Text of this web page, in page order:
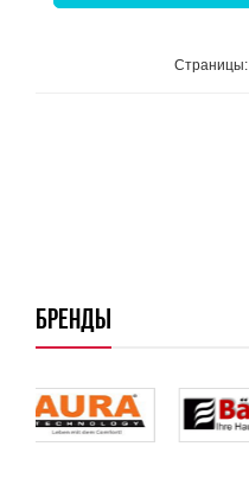
Страницы:
БРЕНДЫ